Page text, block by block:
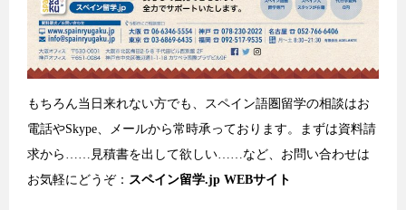
もちろん当日来れない方でも、スペイン語圏留学の相談はお
電話やSkype、メールから常時承っております。まずは資料請
求から……見積書を出して欲しい……など、お問い合わせは
お気軽にどうぞ： スペイン留学.jp WEBサイト